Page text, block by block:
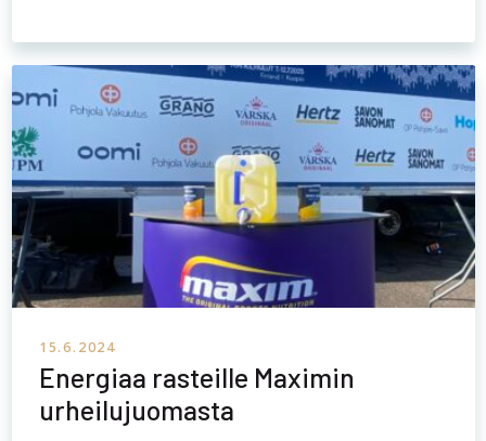
15.6.2024
Energiaa rasteille Maximin
urheilujuomasta